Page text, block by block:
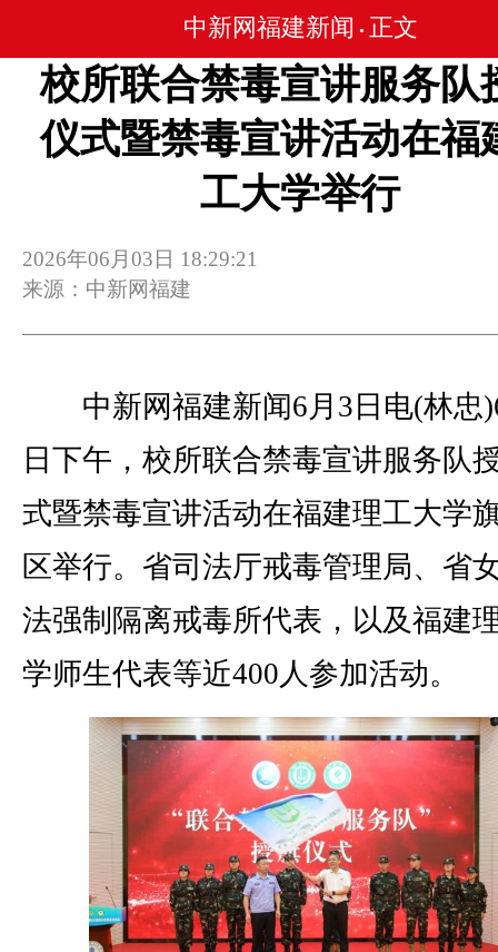
中新网福建新闻 • 正文
校所联合禁毒宣讲服务队
仪式暨禁毒宣讲活动在福
工大学举行
2026年06月03日 18:29:21
来源：中新网福建
中新网福建新闻6月3日电(林忠
日下午，校所联合禁毒宣讲服务队
式暨禁毒宣讲活动在福建理工大学
区举行。省司法厅戒毒管理局、省
法强制隔离戒毒所代表，以及福建
学师生代表等近400人参加活动。